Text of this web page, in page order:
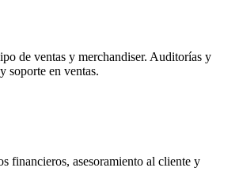
de ventas y merchandiser. Auditorías y
soporte en ventas.
financieros, asesoramiento al cliente y